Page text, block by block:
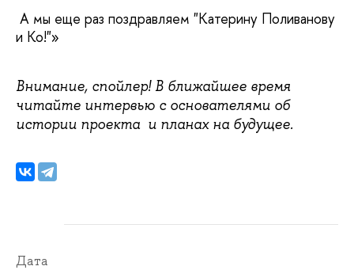
А мы еще раз поздравляем "Катерину Поливанову
и Ко!"»
Внимание, спойлер! В ближайшее время
читайте интервью с основателями об
истории проекта и планах на будущее.
Дата